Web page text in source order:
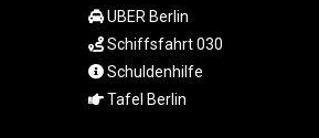
103475.784612
LKR 387.551407
LSL 18.846604
LTL 3.411917
UBER Berlin
Schiffsfahrt 030
Schuldenhilfe
Tafel Berlin